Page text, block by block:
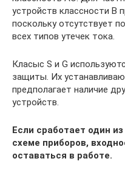
устройств классности В
поскольку отсутствует
всех типов утечек тока.
Класыс S и G
защиты. Их
предполагает наличие
устройств.
Если сработает один
схеме приборов,
оставаться в работе.